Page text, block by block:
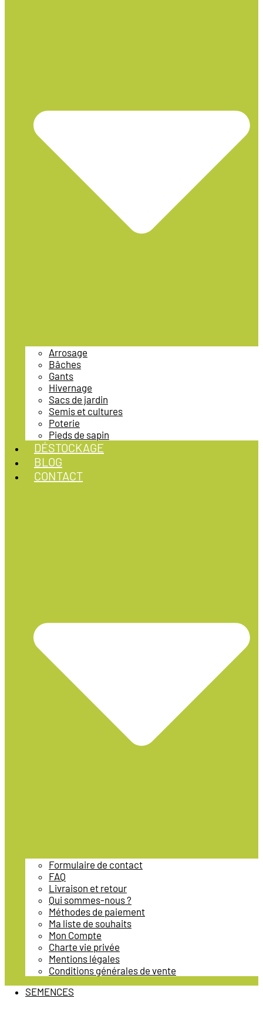
Arrosage
Bâches
Gants
Hivernage
Sacs de jardin
Semis et cultures
Poterie
Pieds de sapin
DÉSTOCKAGE
BLOG
CONTACT
Formulaire de contact
FAQ
Livraison et retour
Qui sommes-nous ?
Méthodes de paiement
Ma liste de souhaits
Mon Compte
Charte vie privée
Mentions légales
Conditions générales de vente
SEMENCES